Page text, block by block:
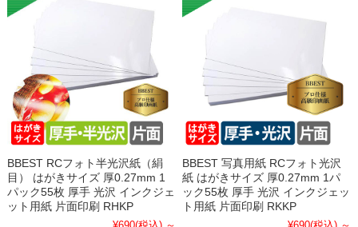
BBEST RCフォト半光沢紙（絹
目） はがきサイズ 厚0.27mm 1
パック55枚 厚手 光沢 インクジェ
ット用紙 片面印刷 RHKP
BBEST 写真用紙 RCフォト光沢
紙 はがきサイズ 厚0.27mm 1パ
ック55枚 厚手 光沢 インクジェッ
ト用紙 片面印刷 RKKP